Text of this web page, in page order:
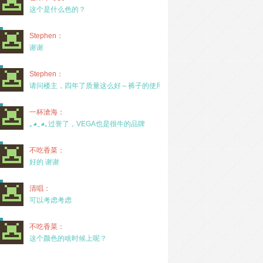
这个是什么色的？
Stephen：
谢谢
Stephen：
请问楼主，四年了质量这么好～裤子的使用率高吗？
一杯滄海：
｡◕‿◕｡过誉了，VEGA也是很牛的品牌
不吃香菜：
好的 谢谢
清唱：
可以考虑考虑
不吃香菜：
这个颜色的啥时候上呢？